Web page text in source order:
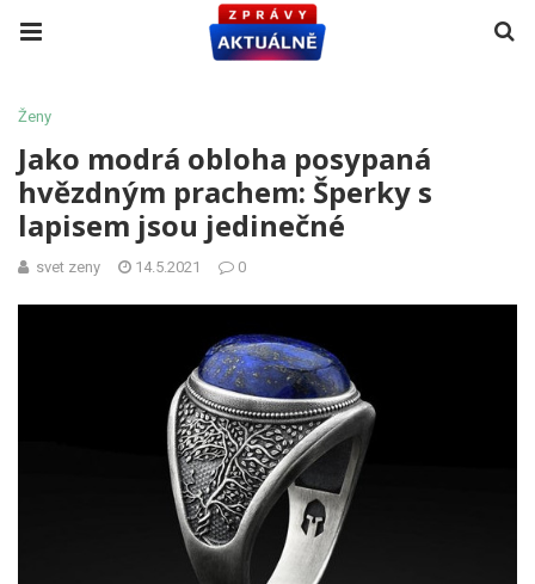
Ženy
Jako modrá obloha posypaná
hvězdným prachem: Šperky s
lapisem jsou jedinečné
svet zeny 14.5.2021 0